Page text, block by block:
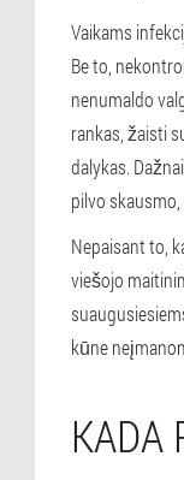
Vaikams
Be to,
nenumaldo
rankas, žaisti
dalykas.
pilvo
Nepaisant to,
viešojo
kūne
KADA